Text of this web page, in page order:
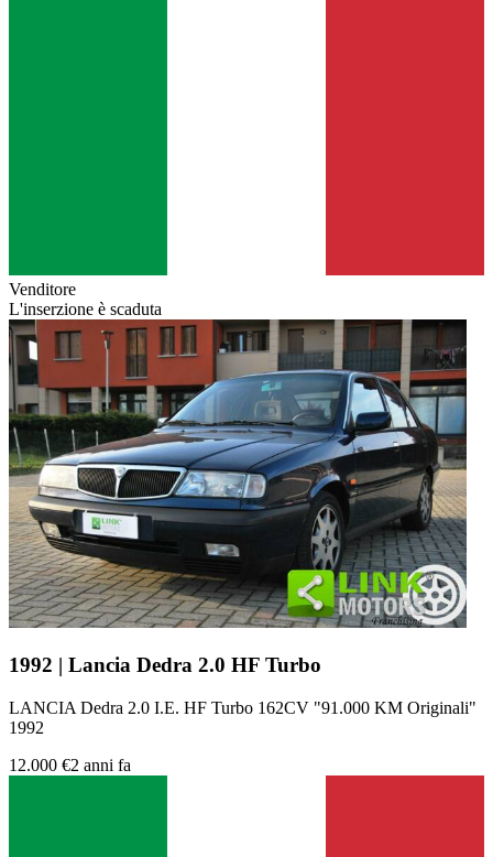
Venditore
L'inserzione è scaduta
1992 | Lancia Dedra 2.0 HF Turbo
LANCIA Dedra 2.0 I.E. HF Turbo 162CV "91.000 KM Originali"
1992
12.000 €2 anni fa